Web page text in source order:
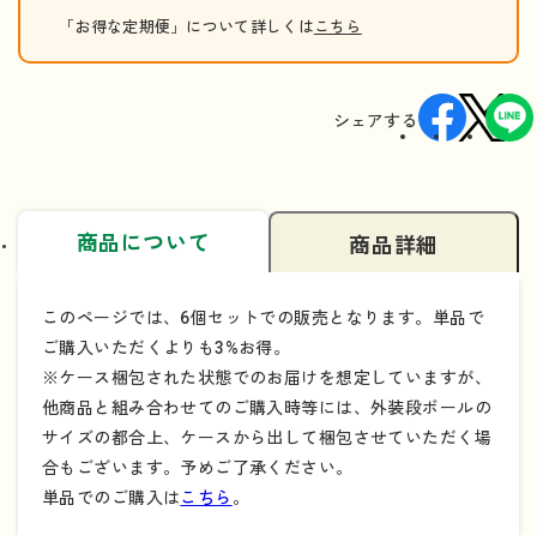
「お得な定期便」について詳しくはこちら
シェアする
商品について 商品詳細
このページでは、6個セットでの販売となります。単品で
ご購入いただくよりも3%お得。
※ケース梱包された状態でのお届けを想定していますが、
他商品と組み合わせてのご購入時等には、外装段ボールの
サイズの都合上、ケースから出して梱包させていただく場
合もございます。予めご了承ください。
単品でのご購入はこちら 。